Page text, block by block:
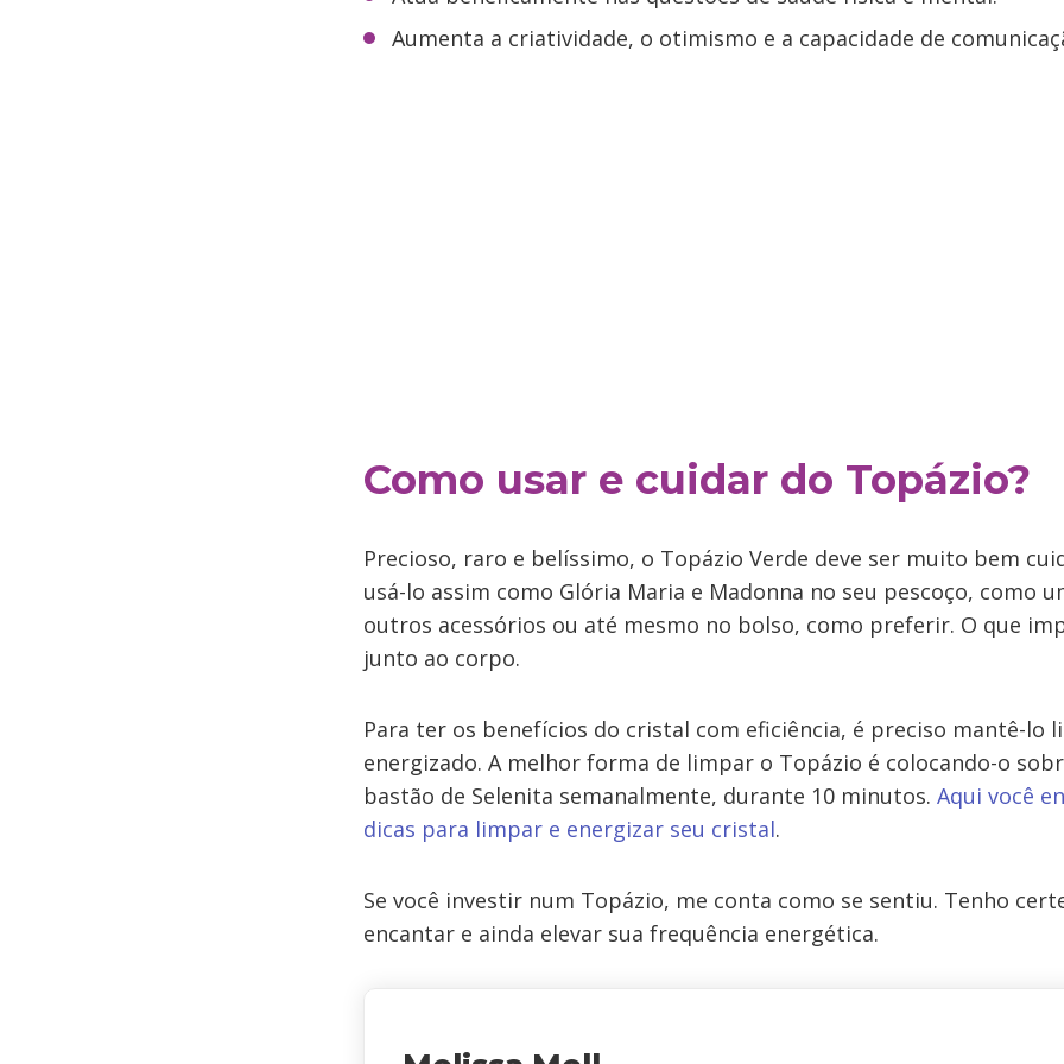
Aumenta a criatividade, o otimismo e a capacidade de
Como usar e cuidar do Topázio?
Precioso, raro e belíssimo, o Topázio Verde deve ser muito bem
usá-lo assim como Glória Maria e Madonna no seu pescoço, como
outros acessórios ou até mesmo no bolso, como preferir. O que
junto ao corpo.
Para ter os benefícios do cristal com eficiência, é preciso mantê-lo
energizado. A melhor forma de limpar o Topázio é colocando-o
bastão de Selenita semanalmente, durante 10 minutos. Aqui você
dicas para limpar e energizar seu cristal.
Se você investir num Topázio, me conta como se sentiu. Tenho
encantar e ainda elevar sua frequência energética.